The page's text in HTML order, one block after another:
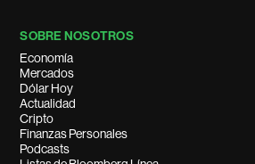
SOBRE NOSOTROS
Economía
Mercados
Dólar Hoy
Actualidad
Cripto
Finanzas Personales
Podcasts